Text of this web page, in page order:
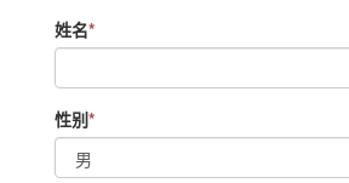
姓名*
性别*